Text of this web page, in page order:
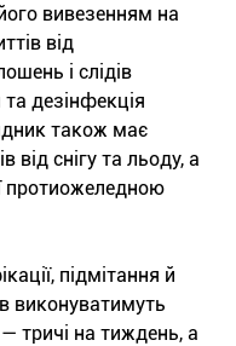
вивезенням на
від
і слідів
дезінфекція
також має
від снігу та льоду, а
протиожеледною
підмітання й
виконуватимуть
тричі на тиждень, а